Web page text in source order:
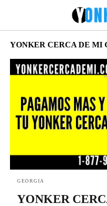
YONKER CERCA DE MI
GEORGIA
YONKER